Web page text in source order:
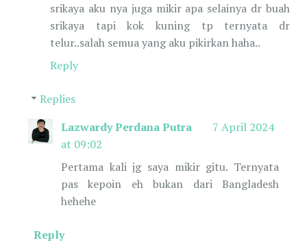
srikaya aku nya juga mikir apa selainya dr buah
srikaya tapi kok kuning tp ternyata dr
telur..salah semua yang aku pikirkan haha..
Reply
Replies
Lazwardy Perdana Putra
7 April 2024
at 09:02
Pertama kali jg saya mikir gitu. Ternyata
pas kepoin eh bukan dari Bangladesh
hehehe
Reply